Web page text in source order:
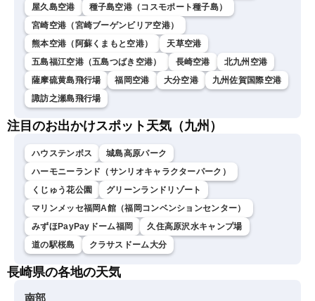
屋久島空港
種子島空港（コスモポート種子島）
宮崎空港（宮崎ブーゲンビリア空港）
熊本空港（阿蘇くまもと空港）
天草空港
五島福江空港（五島つばき空港）
長崎空港
北九州空港
薩摩硫黄島飛行場
福岡空港 大分空港
九州佐賀国際空港
諏訪之瀬島飛行場
注目のお出かけスポット天気（九州）
ハウステンボス
城島高原パーク
ハーモニーランド（サンリオキャラクターパーク）
くじゅう花公園
グリーンランドリゾート
マリンメッセ福岡A館（福岡コンベンションセンター）
みずほPayPayドーム福岡
久住高原沢水キャンプ場
道の駅桜島
クラサスドーム大分
長崎県の各地の天気
南部